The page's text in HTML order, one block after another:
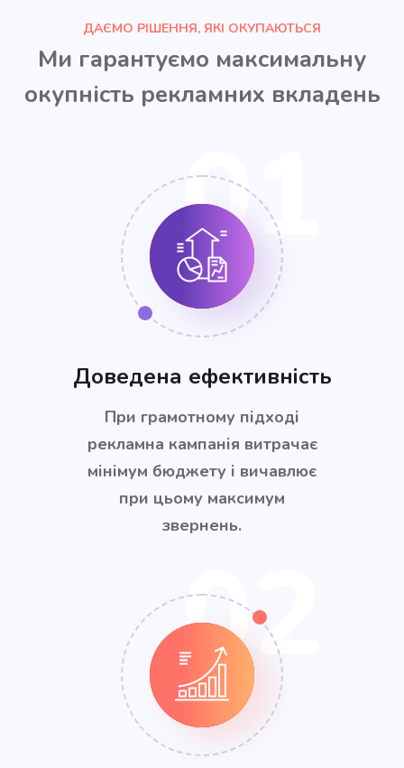
ДАЄМО РІШЕННЯ, ЯКІ ОКУПАЮТЬСЯ
Ми гарантуємо максимальну
окупність рекламних вкладень
01
Доведена ефективність
При грамотному підході
рекламна кампанія витрачає
мінімум бюджету і вичавлює
при цьому максимум
звернень.
02